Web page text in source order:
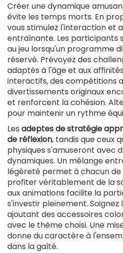
Créer une dynamique
évite les temps morts. En
vous stimulez l'interaction et
entraînante. Les participants
au jeu lorsqu'un programme
réservé. Prévoyez des
adaptés à l'âge et aux
interactifs, des compétitions
divertissements originaux
et renforcent la cohésion.
pour maintenir un rythme
Les adeptes de stratégie
de réflexion, tandis que ceux
physiques s'amuseront avec
dynamiques. Un mélange
légèreté permet à chacun
profiter véritablement de la
aux animations facilite la
s'investir pleinement.
ajoutant des accessoires
avec le thème choisi. Une
donne du caractère à
dans la gaîté.